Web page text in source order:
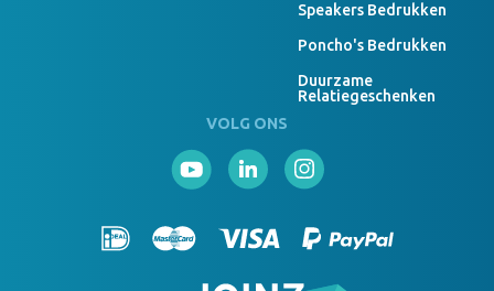
Speakers Bedrukken
Poncho's Bedrukken
Duurzame
Relatiegeschenken
VOLG ONS